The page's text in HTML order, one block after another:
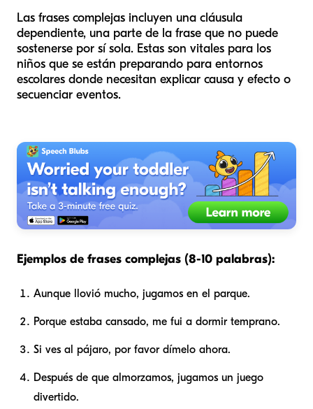
Las frases complejas incluyen una cláusula
dependiente, una parte de la frase que no puede
sostenerse por sí sola. Estas son vitales para los
niños que se están preparando para entornos
escolares donde necesitan explicar causa y efecto o
secuenciar eventos.
Ejemplos de frases complejas (8-10 palabras):
Aunque llovió mucho, jugamos en el parque.
Porque estaba cansado, me fui a dormir temprano.
Si ves al pájaro, por favor dímelo ahora.
Después de que almorzamos, jugamos un juego
divertido.